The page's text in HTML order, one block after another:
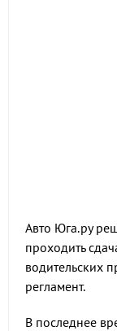
Авто Юга.ру
проходить
водительских
регламент.
В последнее